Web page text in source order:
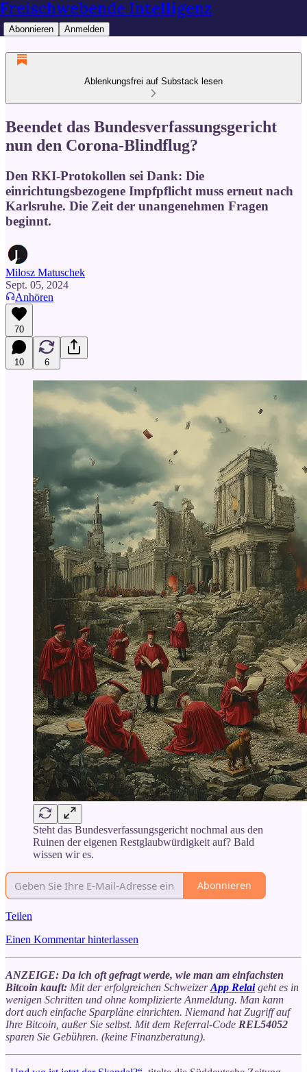
Freischwebende Intelligenz
Abonnieren Anmelden
Ablenkungsfrei auf Substack lesen
Beendet das Bundesverfassungsgericht
nun den Corona-Blindflug?
Den RKI-Protokollen sei Dank: Die
einrichtungsbezogene Impfpflicht muss erneut nach
Karlsruhe. Die Zeit der unangenehmen Fragen
beginnt.
Milosz Matuschek
Sept. 05, 2024
Anhören
70
10 6
Steht das Bundesverfassungsgericht nochmal aus den
Ruinen der eigenen Restglaubwürdigkeit auf? Bald
wissen wir es.
Abonnieren
Teilen
Einen Kommentar hinterlassen
ANZEIGE: Da ich oft gefragt werde, wie man am einfachsten
Bitcoin kauft: Mit der erfolgreichen SchweizerApp Relaigeht es in
wenigen Schritten und ohne komplizierte Anmeldung. Man kann
dort auch einfache Sparpläne einrichten. Niemand hat Zugriff auf
Ihre Bitcoin, außer Sie selbst. Mit dem Referral-Code REL54052
sparen Sie Gebühren. (keine Finanzberatung).